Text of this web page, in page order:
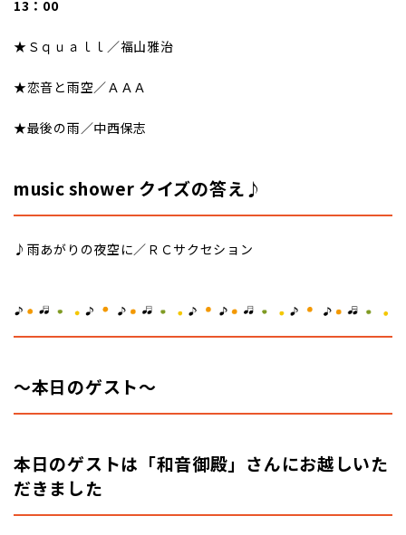
13：00
★Ｓｑｕａｌｌ／福山雅治
★恋音と雨空／ＡＡＡ
★最後の雨／中西保志
music shower クイズの答え♪
♪雨あがりの夜空に／ＲＣサクセション
～本日のゲスト～
本日のゲストは「和音御殿」さんにお越しいた
だきました